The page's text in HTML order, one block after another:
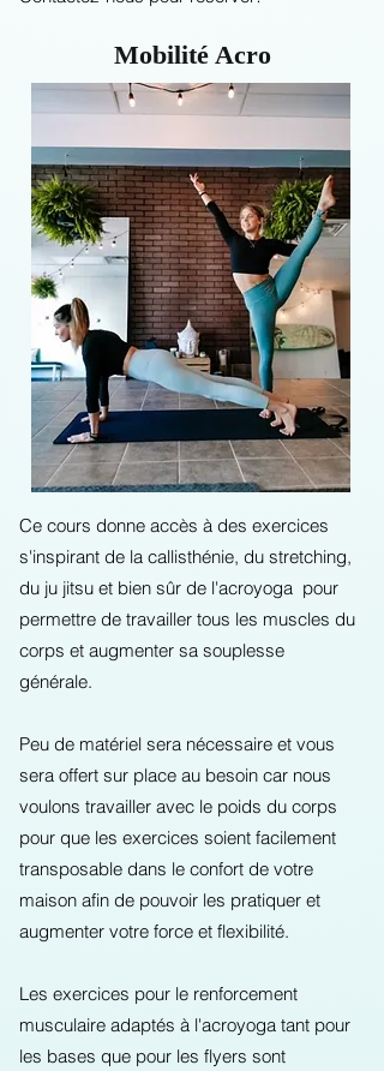
Mobilité Acro
Ce cours donne accès à des exercices
s'inspirant de la callisthénie, du stretching,
du ju jitsu et bien sûr de l'acroyoga pour
permettre de travailler tous les muscles du
corps et augmenter sa souplesse
générale.
Peu de matériel sera nécessaire et vous
sera offert sur place au besoin car nous
voulons travailler avec le poids du corps
pour que les exercices soient facilement
transposable dans le confort de votre
maison afin de pouvoir les pratiquer et
augmenter votre force et flexibilité.
Les exercices pour le renforcement
musculaire adaptés à l'acroyoga tant pour
les bases que pour les flyers sont